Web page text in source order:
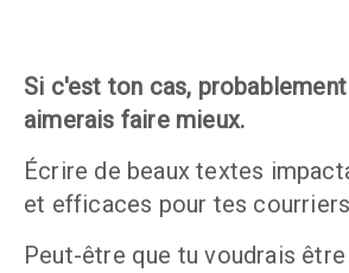
Si c'est ton cas,
aimerais faire mieux.
Écrire de beaux textes
Peut-être que tu voudrais